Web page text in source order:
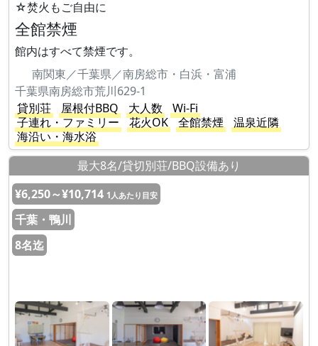
☆焚火もご自由に
全館禁煙
館内はすべて禁煙です。
南関東／千葉県／南房総市・白浜・富浦
千葉県南房総市荒川629-1
貸別荘
屋根付BBQ 大人数
Wi-Fi
子連れ・ファミリー
花火OK 全館禁煙
温泉近隣
海沿い・海水浴
最大8名/貸切別荘/BBQ設備あり
¥6,250～¥10,714 1人あたり目安
千葉・鴨川
8名迄